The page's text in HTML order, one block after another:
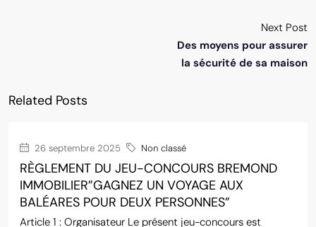
Next Post
Des moyens pour assurer
la sécurité de sa maison
Related Posts
26 septembre 2025 Non classé
RÈGLEMENT DU JEU-CONCOURS BREMOND
IMMOBILIER”GAGNEZ UN VOYAGE AUX
BALÉARES POUR DEUX PERSONNES”
Article 1 : Organisateur Le présent jeu-concours est